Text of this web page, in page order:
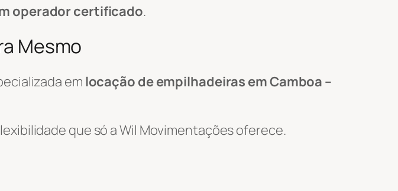
operador certificado.
Mesmo
em locação de empilhadeiras em Camboa –
que só a Wil Movimentações oferece.